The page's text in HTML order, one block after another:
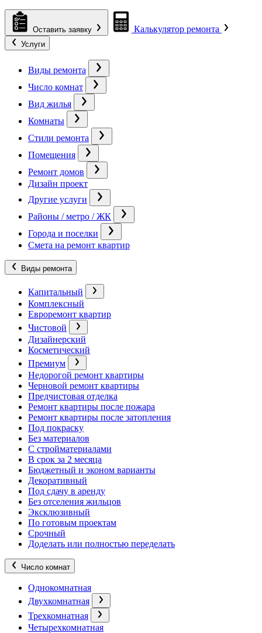
Оставить заявку Калькулятор ремонта
Услуги
Виды ремонта
Число комнат
Вид жилья
Комнаты
Стили ремонта
Помещения
Ремонт домов
Дизайн проект
Другие услуги
Районы / метро / ЖК
Города и поселки
Смета на ремонт квартир
Виды ремонта
Капитальный
Комплексный
Евроремонт квартир
Чистовой
Дизайнерский
Косметический
Премиум
Недорогой ремонт квартиры
Черновой ремонт квартиры
Предчистовая отделка
Ремонт квартиры после пожара
Ремонт квартиры после затопления
Под покраску
Без материалов
С стройматериалами
В срок за 2 месяца
Бюджетный и эконом варианты
Декоративный
Под сдачу в аренду
Без отселения жильцов
Эксклюзивный
По готовым проектам
Срочный
Доделать или полностью переделать
Число комнат
Однокомнатная
Двухкомнатная
Трехкомнатная
Четырехкомнатная